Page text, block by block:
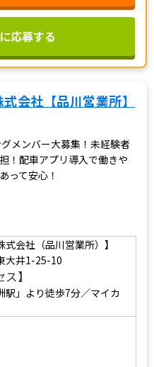
応募する
会社【品川営業所】
メンバー大募集！未経験者
！配車アプリ導入で働きや
って安心！
式会社（品川営業所）】
大井1-25-10
】
駅」より徒歩7分／マイカ